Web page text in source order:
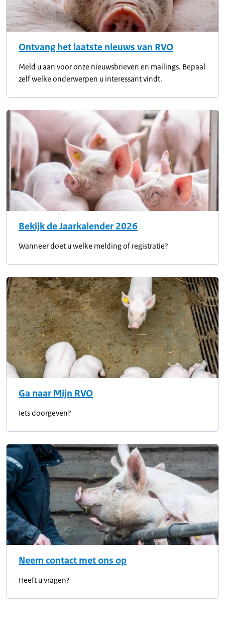
Ontvang het laatste nieuws van RVO
Meld u aan voor onze nieuwsbrieven en mailings. Bepaal
zelf welke onderwerpen u interessant vindt.
Bekijk de Jaarkalender 2026
Wanneer doet u welke melding of registratie?
Ga naar Mijn RVO
Iets doorgeven?
Neem contact met ons op
Heeft u vragen?